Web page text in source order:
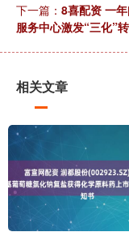
下一篇： 8喜配资 一
服务中心激发“三化”
相关文章